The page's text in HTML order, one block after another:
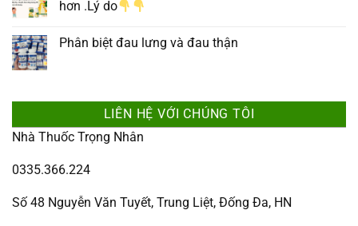
hơn .Lý do
Phân biệt đau lưng và đau thận
LIÊN HỆ VỚI CHÚNG TÔI
Nhà Thuốc Trọng Nhân
0335.366.224
Số 48 Nguyễn Văn Tuyết, Trung Liệt, Đống Đa, HN